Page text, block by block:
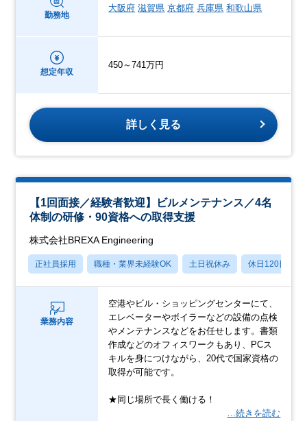
勤務地
大阪府 滋賀県 京都府 兵庫県 和歌山県
想定年収
450～741万円
詳しく見る
【1回面接／経験者歓迎】ビルメンテナンス／4名
体制の研修・90資格への取得支援
株式会社BREXA Engineering
正社員採用 職種・業界未経験OK 土日祝休み 休日120日以上
業務内容
空港やビル・ショッピングセンターにて、
エレベーターやボイラーなどの設備の点検
やメンテナンスなどをお任せします。書類
作成などのオフィスワークもあり、PCス
キルを身につけながら、20代で国家資格の
取得が可能です。
★同じ場所で長く働ける！
…続きを読む